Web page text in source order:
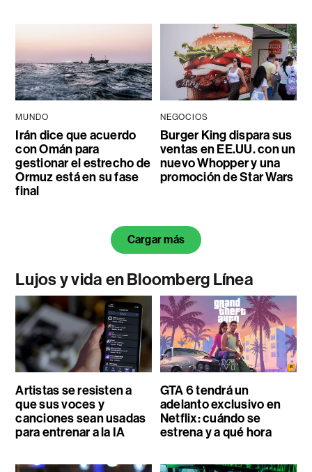
MUNDO
Irán dice que acuerdo
con Omán para
gestionar el estrecho de
Ormuz está en su fase
final
NEGOCIOS
Burger King dispara sus
ventas en EE.UU. con un
nuevo Whopper y una
promoción de Star Wars
Cargar más
Lujos y vida en Bloomberg Línea
Artistas se resisten a
que sus voces y
canciones sean usadas
para entrenar a la IA
GTA 6 tendrá un
adelanto exclusivo en
Netflix: cuándo se
estrena y a qué hora